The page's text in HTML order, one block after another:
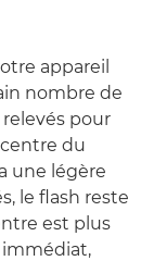
appareil
nombre de
pour
du
une légère
le flash reste
est plus